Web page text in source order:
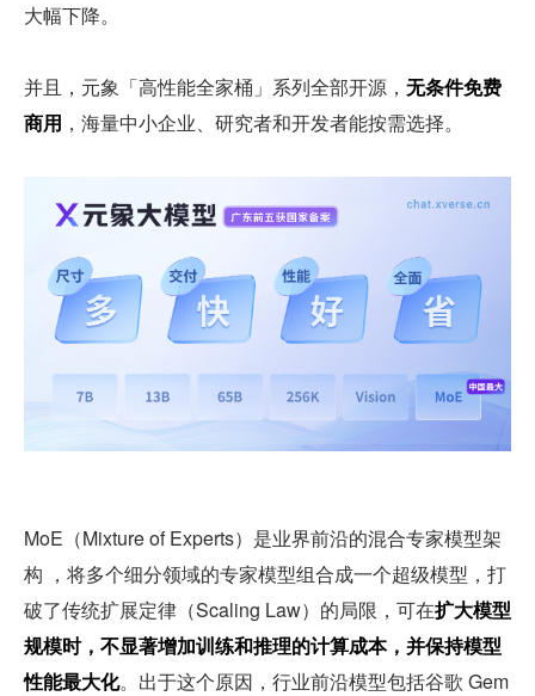
大幅下降。
并且，元象「高性能全家桶」系列全部开源， 无条件免费
商用 ，海量中小企业、研究者和开发者能按需选择。
MoE（Mixture of Experts）是业界前沿的混合专家模型架
构 ，将多个细分领域的专家模型组合成一个超级模型，打
破了传统扩展定律（Scaling Law）的局限，可在扩大模型
规模时，不显著增加训练和推理的计算成本，并保持模型
性能最大化。出于这个原因，行业前沿模型包括谷歌 Gem